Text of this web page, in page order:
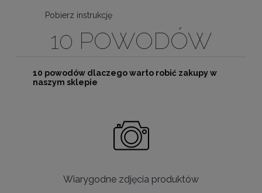
Pobierz instrukcję
10 POWODÓW
10 powodów dlaczego warto robić zakupy w
naszym sklepie
Wiarygodne zdjęcia produktów